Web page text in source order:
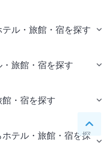
ペー
ル・旅館・宿を探す
旅館・宿を探す
・宿を探す
テル・旅館・宿を探